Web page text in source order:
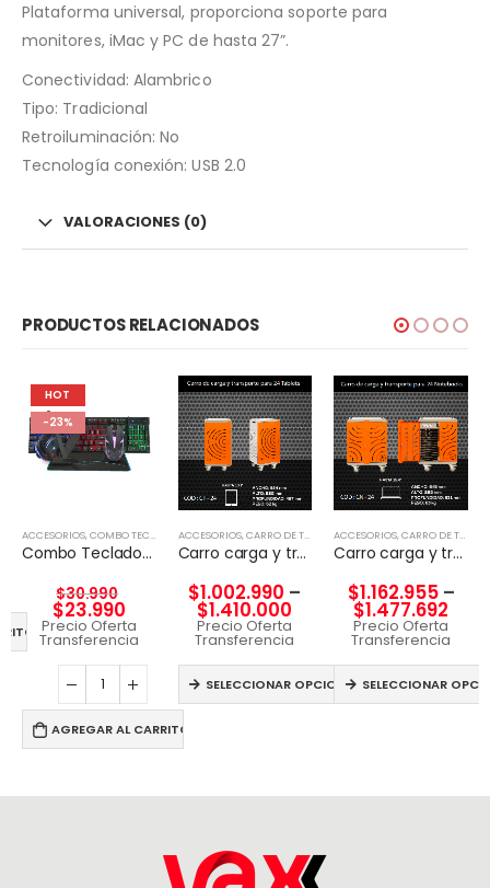
Plataforma universal, proporciona soporte para
monitores, iMac y PC de hasta 27”.
Conectividad: Alambrico
Tipo: Tradicional
Retroiluminación: No
Tecnología conexión: USB 2.0
VALORACIONES (0)
PRODUCTOS RELACIONADOS
HOT
-23%
ACCESORIOS,COMBO TECLADO Y MOUSE
Combo Teclado y Mouse RGB 3DFX KIT GAMER 4en1
$30.990
$23.990
Precio Oferta
Transferencia
AGREGAR AL CARRITO
ACCESORIOS,CARRO DE TECNOLGÍA
Carro carga y transporte para Tablet
$1.002.990 –
$1.410.000
Precio Oferta
Transferencia
SELECCIONAR OPCIONES
ACCESORIOS,CARRO DE TECNOLGÍA
Carro carga y transporte para Notebook
$1.162.955–
$1.477.692
Precio Oferta
Transferencia
SELECCIONAR